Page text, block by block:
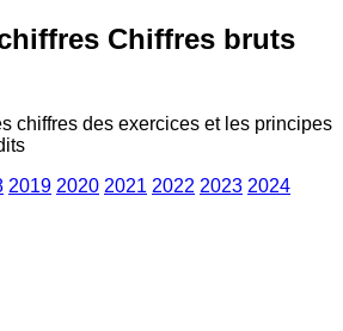
Chiffres bruts
chiffres des exercices et les principes
2019 2020 2021 2022 2023 2024